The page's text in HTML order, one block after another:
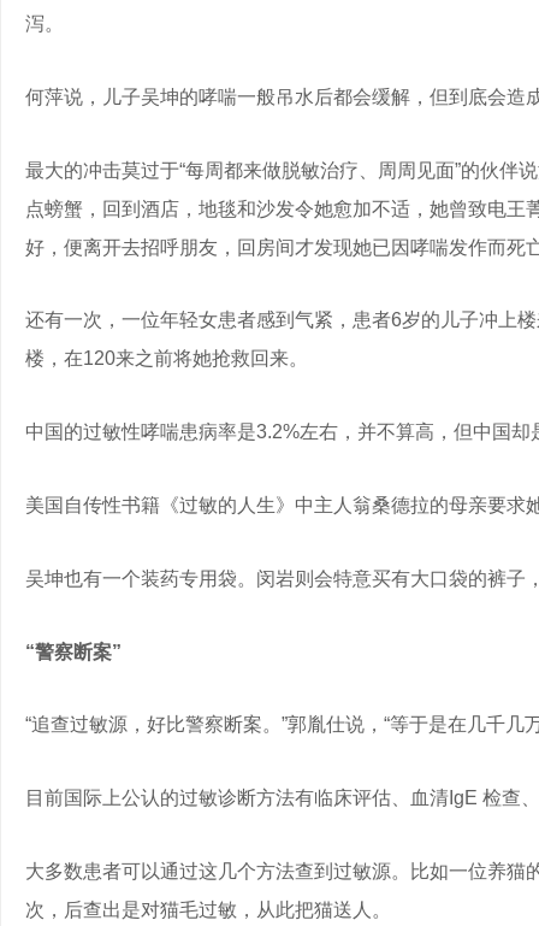
泻。
何萍说，儿子吴坤的哮喘一般吊水后都会缓解，但到底会造
最大的冲击莫过于“每周都来做脱敏治疗、周周见面”的伙
点螃蟹，回到酒店，地毯和沙发令她愈加不适，她曾致电
好，便离开去招呼朋友，回房间才发现她已因哮喘发作而死
还有一次，一位年轻女患者感到气紧，患者6岁的儿子冲上
楼，在120来之前将她抢救回来。
中国的过敏性哮喘患病率是3.2%左右，并不算高，但中国
美国自传性书籍《过敏的人生》中主人翁桑德拉的母亲要
吴坤也有一个装药专用袋。闵岩则会特意买有大口袋的裤子
“警察断案”
“追查过敏源，好比警察断案。”郭胤仕说，“等于是在几千几
目前国际上公认的过敏诊断方法有临床评估、血清IgE 检查
大多数患者可以通过这几个方法查到过敏源。比如一位养
次，后查出是对猫毛过敏，从此把猫送人。